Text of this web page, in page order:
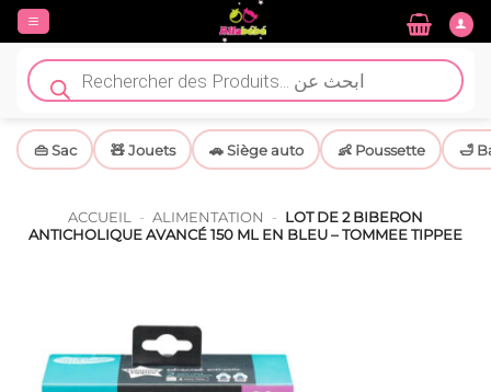
Passer
contenu
Recherche
de
produits
👜 Sac 🧸 Jouets 🚗 Siège auto 👶 Poussette 🛁
ACCUEIL - ALIMENTATION - LOT DE 2 BIBERON
ANTICHOLIQUE AVANCÉ 150 ML EN BLEU – TOMMEE TIPPEE